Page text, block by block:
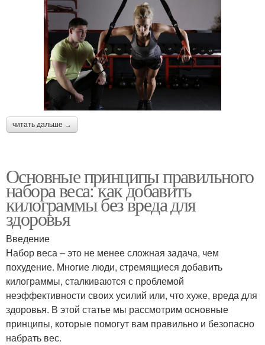
читать дальше →
Основные принципы правильного
набора веса: как добавить
килограммы без вреда для
здоровья
Введение
Набор веса – это не менее сложная задача, чем
похудение. Многие люди, стремящиеся добавить
килограммы, сталкиваются с проблемой
неэффективности своих усилий или, что хуже, вреда для
здоровья. В этой статье мы рассмотрим основные
принципы, которые помогут вам правильно и безопасно
набрать вес.